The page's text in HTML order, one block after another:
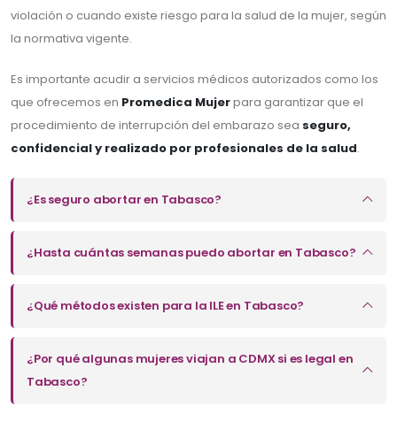
violación o cuando existe riesgo para la salud de la mujer, según
la normativa vigente.
Es importante acudir a servicios médicos autorizados como los
que ofrecemos en Promedica Mujerpara garantizar que el
procedimiento de interrupción del embarazo sea seguro,
confidencial y realizado por profesionales de la salud.
¿Es seguro abortar en Tabasco?
¿Hasta cuántas semanas puedo abortar en Tabasco?
¿Qué métodos existen para la ILE en Tabasco?
¿Por qué algunas mujeres viajan a CDMX si es legal en
Tabasco?